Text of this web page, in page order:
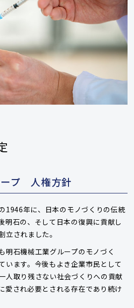
プ 人権方針
1946年に、日本のモノづくりの伝統
明石の、そして日本の復興に貢献し
立されました。
明石機械工業グループのモノづく
います。今後もよき企業市民として
人取り残さない社会づくりへの貢献
愛され必要とされる存在であり続け